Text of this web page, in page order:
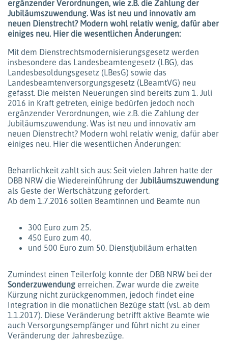
ergänzender Verordnungen, wie z.B. die Zahlung der
Jubiläumszuwendung. Was ist neu und innovativ am
neuen Dienstrecht? Modern wohl relativ wenig, dafür aber
einiges neu. Hier die wesentlichen Änderungen:
Mit dem Dienstrechtsmodernisierungsgesetz werden
insbesondere das Landesbeamtengesetz (LBG), das
Landesbesoldungsgesetz (LBesG) sowie das
Landesbeamtenversorgungsgesetz (LBeamtVG) neu
gefasst. Die meisten Neuerungen sind bereits zum 1. Juli
2016 in Kraft getreten, einige bedürfen jedoch noch
ergänzender Verordnungen, wie z.B. die Zahlung der
Jubiläumszuwendung. Was ist neu und innovativ am
neuen Dienstrecht? Modern wohl relativ wenig, dafür aber
einiges neu. Hier die wesentlichen Änderungen:
Beharrlichkeit zahlt sich aus: Seit vielen Jahren hatte der
DBB NRW die Wiedereinführung der Jubiläumszuwendung
als Geste der Wertschätzung gefordert.
Ab dem 1.7.2016 sollen Beamtinnen und Beamte nun
300 Euro zum 25.
450 Euro zum 40.
und 500 Euro zum 50. Dienstjubiläum erhalten
Zumindest einen Teilerfolg konnte der DBB NRW bei der
Sonderzuwendung erreichen. Zwar wurde die zweite
Kürzung nicht zurückgenommen, jedoch findet eine
Integration in die monatlichen Bezüge statt (vsl. ab dem
1.1.2017). Diese Veränderung betrifft aktive Beamte wie
auch Versorgungsempfänger und führt nicht zu einer
Veränderung der Jahresbezüge.